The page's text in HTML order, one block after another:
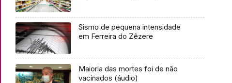
Sismo de pequena intensidade
em Ferreira do Zêzere
Maioria das mortes foi de não
vacinados (áudio)